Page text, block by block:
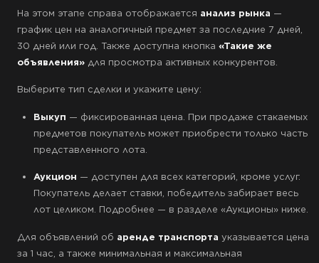
На этом этапе справа отображается анализ рынка —
график цен на аналогичный предмет за последние 7 дней,
30 дней или год. Также доступна кнопка «Такие же
объявления»для просмотра активных конкурентов.
Выберите тип сделки и укажите цену:
Выкуп — фиксированная цена. При продаже стакаемых
предметов покупатель может приобрести только часть
представленного лота.
Аукцион — доступен для всех категорий, кроме услуг.
Покупатель делает ставки, победитель забирает весь
лот целиком. Подробнее — в разделе «Аукционы» ниже.
Для объявлений об аренде транспорта указывается цена
за 1 час, а также минимальная и максимальная